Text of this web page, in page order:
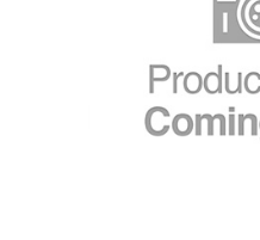
Cihaz Sunucuları